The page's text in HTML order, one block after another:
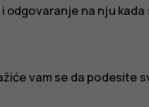
na nju kada
vam se da podesite